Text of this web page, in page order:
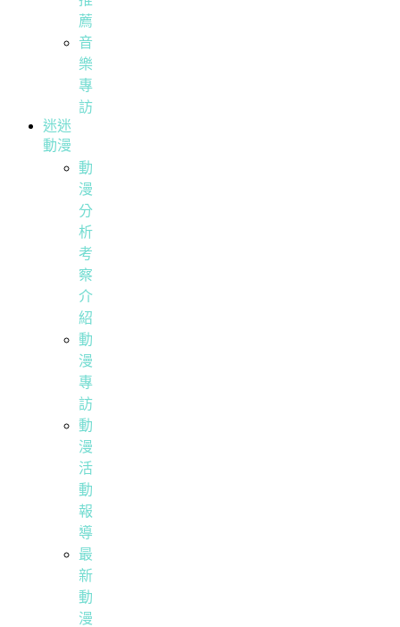
薦
音
樂
專
訪
迷迷
動漫
動
漫
分
析
考
察
介
紹
動
漫
專
訪
動
漫
活
動
報
導
最
新
動
漫